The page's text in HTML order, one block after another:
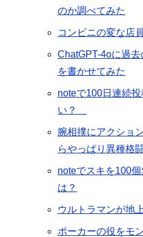
のか調べてみた
コンビニの変な店
ChatGPT-4oに過
を書かせてみた
noteで100日連続
い？
腕相撲にアクショ
らやっぱり異種格
noteでスキを100
は？
ウルトラマンが地
ポーカーの役をモ